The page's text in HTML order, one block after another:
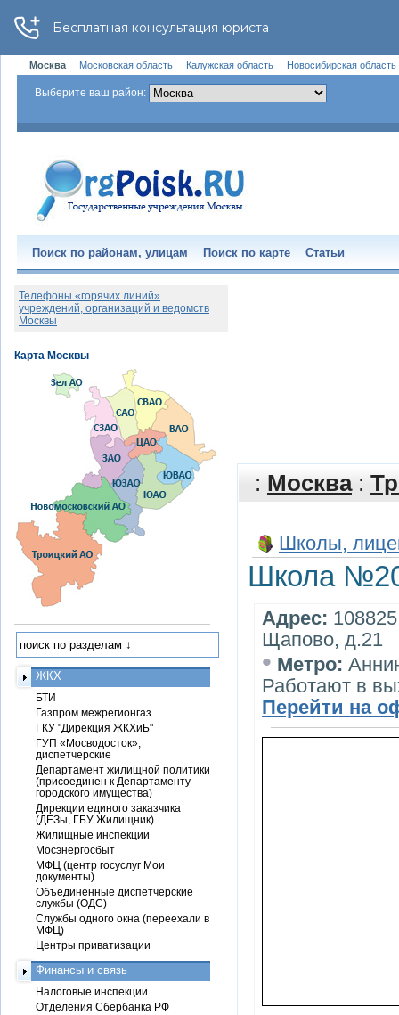
Москва Московская область Калужская область Новосибирская область
Выберите ваш район:
Поиск по районам, улицам Поиск по карте Статьи
: Москва:
Школы,
Школа
Адрес:
Щапово, д.21
• Метро:
Работают в
Перейти на
Телефоны «горячих линий»
учреждений, организаций и ведомств
Москвы
ЖКХ
БТИ
Газпром межрегионгаз
ГКУ "Дирекция ЖКХиБ"
ГУП «Мосводосток»,
диспетчерские
Департамент жилищной политики
(присоединен к Департаменту
городского имущества)
Дирекции единого заказчика
(ДЕЗы, ГБУ Жилищник)
Жилищные инспекции
Мосэнергосбыт
МФЦ (центр госуслуг Мои
документы)
Объединенные диспетчерские
службы (ОДС)
Службы одного окна (переехали в
МФЦ)
Центры приватизации
Финансы и связь
Налоговые инспекции
Отделения Сбербанка РФ